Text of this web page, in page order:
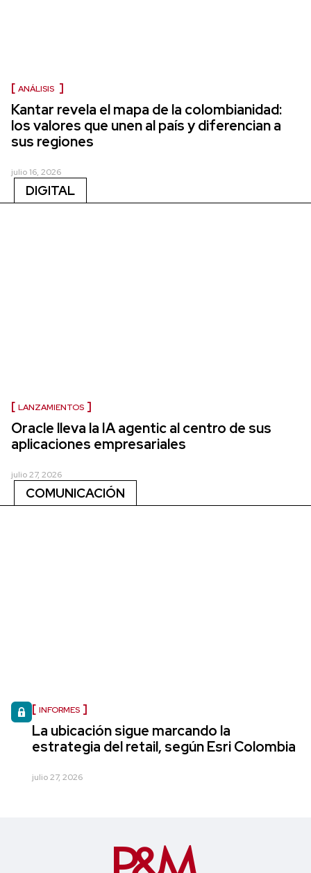
ANÁLISIS
Kantar revela el mapa de la colombianidad:
los valores que unen al país y diferencian a
sus regiones
julio 16, 2026
DIGITAL
LANZAMIENTOS
Oracle lleva la IA agentic al centro de sus
aplicaciones empresariales
julio 27, 2026
COMUNICACIÓN
INFORMES
La ubicación sigue marcando la
estrategia del retail, según Esri Colombia
julio 27, 2026